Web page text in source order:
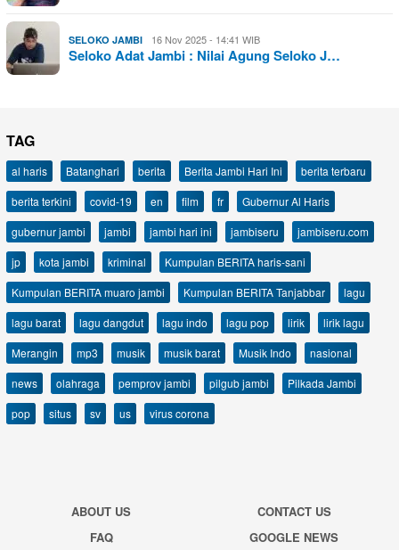
SELOKO JAMBI 16 Nov 2025 - 14:41 WIB
Seloko Adat Jambi : Nilai Agung Seloko J…
TAG
al haris Batanghari berita Berita Jambi Hari Ini
berita terbaru
berita terkini
covid-19 en film fr
Gubernur Al Haris
gubernur jambi
jambi jambi hari ini jambiseru
jambiseru.com
jp
kota jambi kriminal
Kumpulan BERITA haris-sani
Kumpulan BERITA muaro jambi
Kumpulan BERITA Tanjabbar
lagu
lagu barat
lagu dangdut lagu indo lagu pop lirik
lirik lagu
Merangin
mp3 musik musik barat Musik Indo
nasional
news
olahraga pemprov jambi pilgub jambi
Pilkada Jambi
pop
situs sv us virus corona
ABOUT US
CONTACT US
FAQ
GOOGLE NEWS